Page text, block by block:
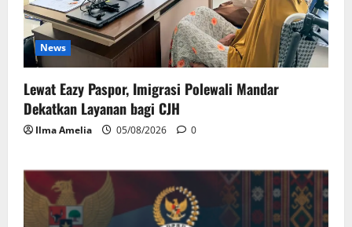
News
Lewat Eazy Paspor, Imigrasi Polewali Mandar
Dekatkan Layanan bagi CJH
Ilma Amelia 05/08/2026 0